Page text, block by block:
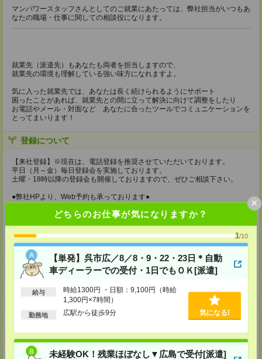
どちらのお仕事が気になりますか？
1/10
【単発】呉市広／8／8・9・22・23日＊自動
車ディーラーでの受付・1日でもＯＫ[派遣]
給与
時給1300円 ・日額：9,100円（時給
1,300円×7時間）
勤務地 広駅から徒歩9分 気になる!
未経験OK！残業ほぼなし▼広島で受付[派遣]
×
マンパワースタッフさんとしてのご就業にあたっては、弊社担当がいつもあ
なたの職場・仕事に関しての相談役になります。
就業先（派遣先）もあなたも両者を担当しますので、
就業先の環境も理解している強い味方になれますよ。
気に入った就業先では、あなたは長く続けられるようにサポート
困ったことがあれば、就業先との間に立って解決に向けて調整をしたり
お電話やメール・対面など あなたに合ったツールでコミュニケーションを
とってまいります！
登録について
【来社登録】※現在は、電話登録を推奨させていただいております。
平日（月～金）毎日登録会を実施しております。
土曜・18時以降の登録会も開催しておりますので、ぜひご相談下さい。
●弊社HPより、Web予約も承っております●
【電話登録】
弊社HPよりマイページ作成をお願いします
【来社登録】※現在は、電話登録を推奨させていただいております。
・印鑑
・免許証など本人確認書類
※履歴書、写真は不要です！
所要時間
・経験やご希望などをインタビュー
・お仕事のご紹介など